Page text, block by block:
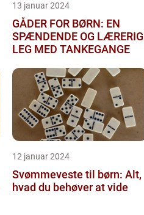
13 januar 2024
GÅDER FOR BØRN: EN
SPÆNDENDE OG LÆRERIG
LEG MED TANKEGANGE
12 januar 2024
Svømmeveste til børn: Alt,
hvad du behøver at vide